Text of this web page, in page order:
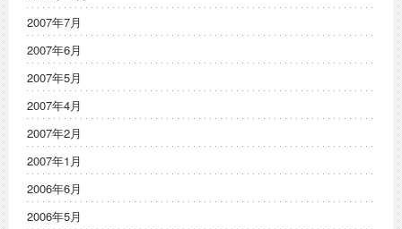
2007年7月
2007年6月
2007年5月
2007年4月
2007年2月
2007年1月
2006年6月
2006年5月